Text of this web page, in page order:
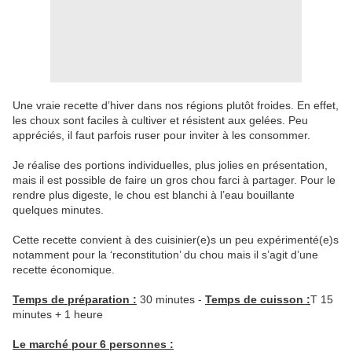
Une vraie recette d’hiver dans nos régions plutôt froides. En effet,
les choux sont faciles à cultiver et résistent aux gelées. Peu
appréciés, il faut parfois ruser pour inviter à les consommer.
Je réalise des portions individuelles, plus jolies en présentation,
mais il est possible de faire un gros chou farci à partager. Pour le
rendre plus digeste, le chou est blanchi à l’eau bouillante
quelques minutes.
Cette recette convient à des cuisinier(e)s un peu expérimenté(e)s
notamment pour la ‘reconstitution’ du chou mais il s’agit d’une
recette économique.
Temps de préparation : 30 minutes - Temps de cuisson :T 15
minutes + 1 heure
Le marché pour 6 personnes :